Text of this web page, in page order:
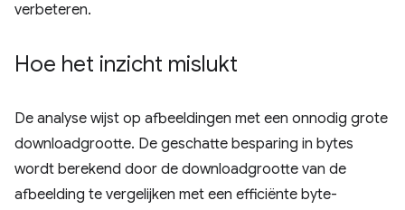
verbeteren.
Hoe het inzicht mislukt
De analyse wijst op afbeeldingen met een onnodig grote
downloadgrootte. De geschatte besparing in bytes
wordt berekend door de downloadgrootte van de
afbeelding te vergelijken met een efficiënte byte-